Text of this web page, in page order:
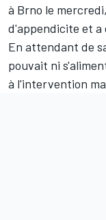
à Brno le
d'appendicite et a
En attendant de
pouvait ni
à l'intervention